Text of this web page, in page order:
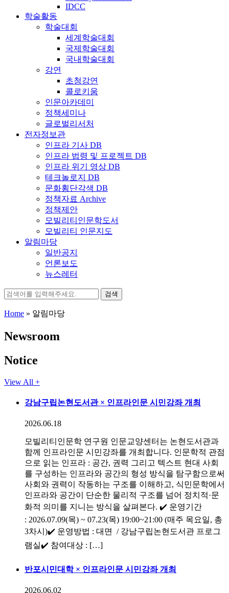
IDCC
학술활동
학술대회
세계학술대회
국제학술대회
국내학술대회
강연
초청강연
콜로키움
인문아카데미
정책세미나
글로벌리서처
전자정보관
인프라 기사 DB
인프라 법령 및 프로젝트 DB
인프라 위기 영상 DB
테크놀로지 DB
문화횡단각색 DB
정책자료 Archive
정책제안
모빌리티인문학도서
모빌리티 인문지도
알림마당
일반공지
언론보도
뉴스레터
검
Home » 알림마당
Newsroom
Notice
View All +
강남구립논현도서관 × 인프라인문 시민강좌 개최
2026.06.18
모빌리티인문학 연구원 인문교양센터는 논현도서관과
함께 인프라인문 시민강좌를 개최합니다. 인문학적 관점
으로 읽는 인프라 : 공간, 권력 그리고 텍스트 현대 사회
를 구성하는 인프라와 공간의 형성 방식을 탐구함으로써
사회와 권력이 작동하는 구조를 이해하고, 식민문학에서
인프라와 공간이 단순한 물리적 구조를 넘어 정치적·문
화적 의미를 지니는 방식을 살펴본다. ✔️ 운영기간
: 2026.07.09(목) ~ 07.23(목) 19:00~21:00 (매주 목요일, 총
3차시)✔️ 운영방법 : 대면 / 강남구립논현도서관 프로그
램실✔️ 참여대상 : […]
반포시민대학 × 인프라인문 시민강좌 개최
2026.06.02